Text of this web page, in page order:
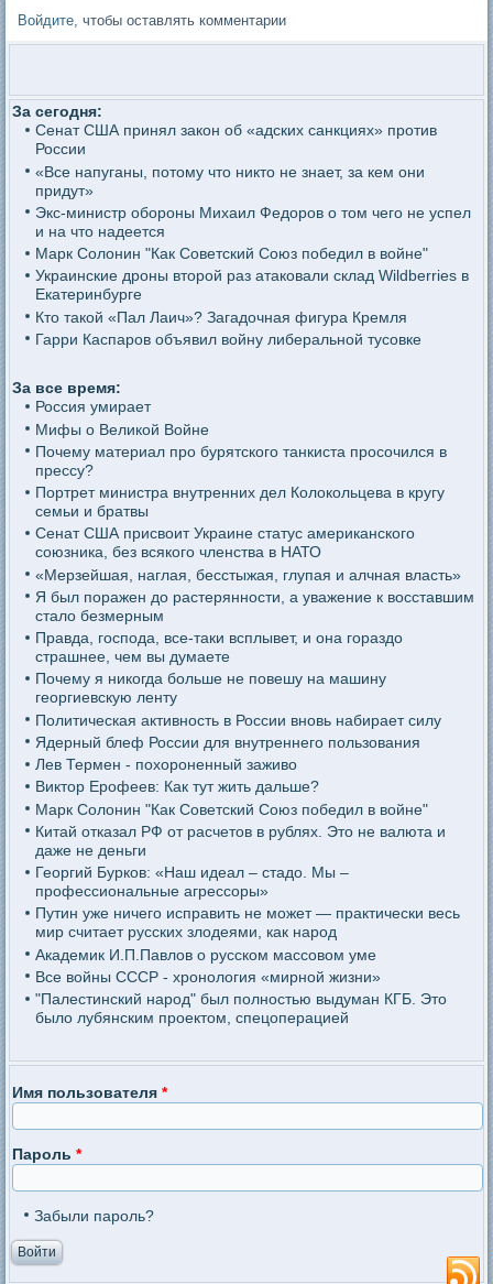
Войдите, чтобы оставлять комментарии
За сегодня:
Сенат США принял закон об «адских санкциях» против
России
«Все напуганы, потому что никто не знает, за кем они
придут»
Экс-министр обороны Михаил Федоров о том чего не успел
и на что надеется
Марк Солонин "Как Советский Союз победил в войне"
Украинские дроны второй раз атаковали склад Wildberries в
Екатеринбурге
Кто такой «Пал Лаич»? Загадочная фигура Кремля
Гарри Каспаров объявил войну либеральной тусовке
За все время:
Россия умирает
Мифы о Великой Войне
Почему материал про бурятского танкиста просочился в
прессу?
Портрет министра внутренних дел Колокольцева в кругу
семьи и братвы
Сенат США присвоит Украине статус американского
союзника, без всякого членства в НАТО
«Мерзейшая, наглая, бесстыжая, глупая и алчная власть»
Я был поражен до растерянности, а уважение к восставшим
стало безмерным
Правда, господа, все-таки всплывет, и она гораздо
страшнее, чем вы думаете
Почему я никогда больше не повешу на машину
георгиевскую ленту
Политическая активность в России вновь набирает силу
Ядерный блеф России для внутреннего пользования
Лев Термен - похороненный заживо
Виктор Ерофеев: Как тут жить дальше?
Марк Солонин "Как Советский Союз победил в войне"
Китай отказал РФ от расчетов в рублях. Это не валюта и
даже не деньги
Георгий Бурков: «Наш идеал – стадо. Мы –
профессиональные агрессоры»
Путин уже ничего исправить не может — практически весь
мир считает русских злодеями, как народ
Академик И.П.Павлов о русском массовом уме
Все войны СССР - хронология «мирной жизни»
"Палестинский народ" был полностью выдуман КГБ. Это
было лубянским проектом, спецоперацией
Имя пользователя*
Пароль*
Забыли пароль?